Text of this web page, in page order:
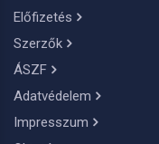
Előfizetés
Szerzők
ÁSZF
Adatvédelem
Impresszum